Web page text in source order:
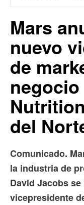
Mars
nuevo
de
del
Comunicado.
la industria de
David Jacobs
vicepresidente